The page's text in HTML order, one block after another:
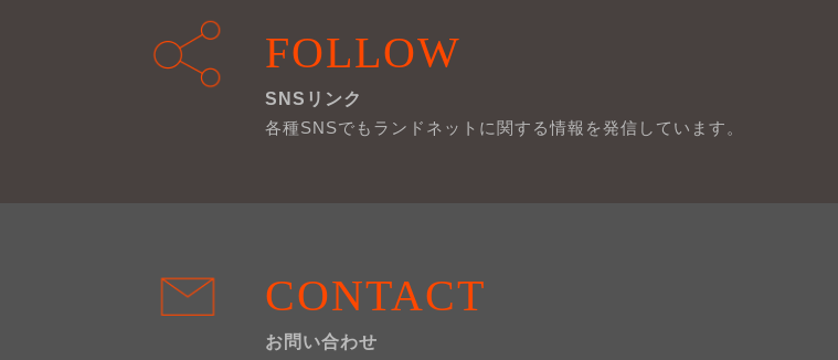
FOLLOW
SNSリンク
各種SNSでもランドネットに関する情報を発信しています。
CONTACT
お問い合わせ